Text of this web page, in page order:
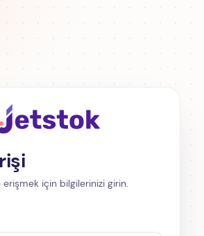
erişmek için bilgilerinizi girin.